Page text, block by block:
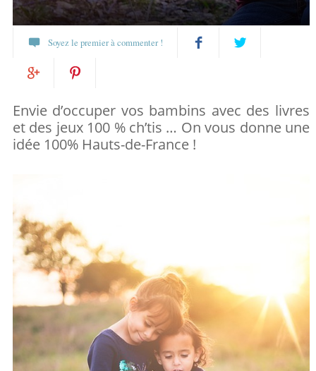
Soyez le premier à commenter !
Facebook
Partagez
sur it
Envie d’occuper vos bambins avec des livres
et des jeux 100 % ch’tis … On vous donne une
idée 100% Hauts-de-France !